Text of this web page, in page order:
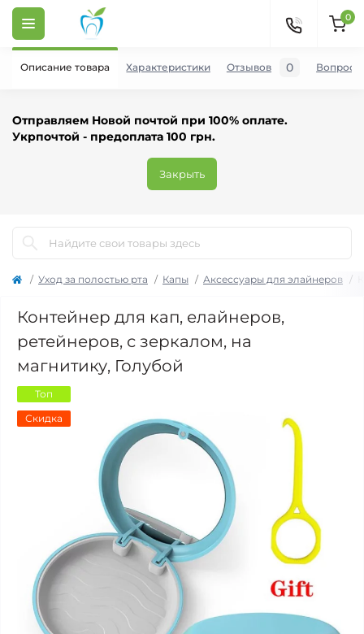
Отправляем Новой почтой при 100% оплате.
Укрпочтой - предоплата 100 грн.
Закрыть
0
Уход за полостью рта Капы Аксессуары для элайнеров
Контейнер для кап, елайнеров,
ретейнеров, с зеркалом, на
магнитику, Голубой
Топ
Скидка
Описание товара Характеристики Отзывов 0 Вопросы